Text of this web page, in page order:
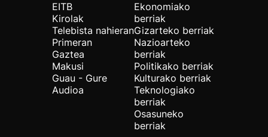
EITB
Kirolak
Telebista nahieran
Primeran
Gaztea
Makusi
Guau - Gure
Audioa
Ekonomiako
berriak
Gizarteko berriak
Nazioarteko
berriak
Politikako berriak
Kulturako berriak
Teknologiako
berriak
Osasuneko
berriak